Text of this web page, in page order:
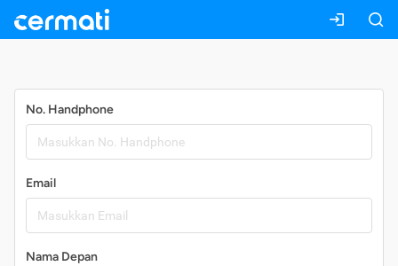
No. Handphone
Email
Nama Depan